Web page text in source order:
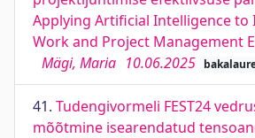
Applying Artificial Intelligence to
Work and Project Management
Mägi, Maria 10.06.2025
41. Tudengivormeli FEST24
mõõtmine isearendatud